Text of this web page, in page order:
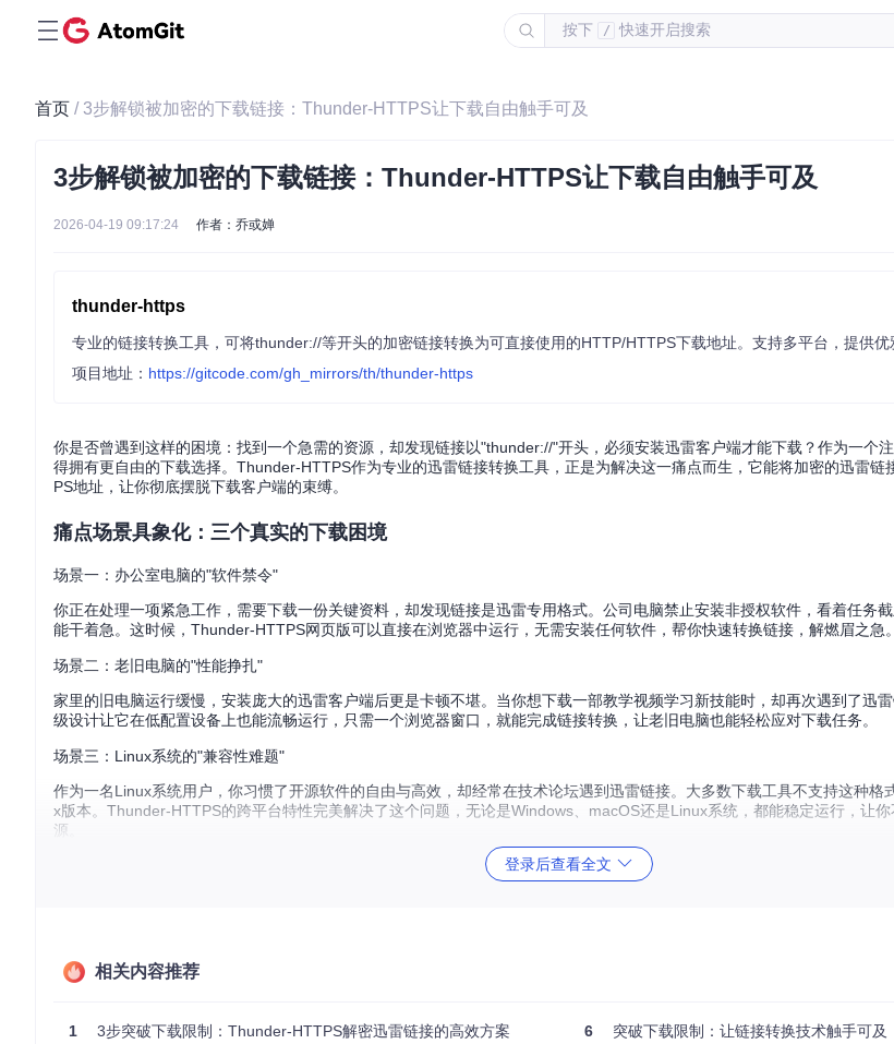
按下 / 快速开启搜索
首页 / 3步解锁被加密的下载链接：Thunder-HTTPS让下载自由触手可及
3步解锁被加密的下载链接：Thunder-HTTPS让下载自由触手可及
2026-04-19 09:17:24 作者：乔或婵
thunder-https
项目地址： https://gitcode.com/gh_mirrors/th/thunder-https
你是否曾遇到这样的困境：找到一个急需的资源，却发现链接以"thunder://"开头，必须安装迅雷客户端才能下载？作为一个
得拥有更自由的下载选择。Thunder-HTTPS作为专业的迅雷链接转换工具，正是为解决这一痛点而生，它能将加密的迅雷链
PS地址，让你彻底摆脱下载客户端的束缚。
痛点场景具象化：三个真实的下载困境
场景一：办公室电脑的"软件禁令"
你正在处理一项紧急工作，需要下载一份关键资料，却发现链接是迅雷专用格式。公司电脑禁止安装非授权软件，看着任务
能干着急。这时候，Thunder-HTTPS网页版可以直接在浏览器中运行，无需安装任何软件，帮你快速转换链接，解燃眉之急。
场景二：老旧电脑的"性能挣扎"
家里的旧电脑运行缓慢，安装庞大的迅雷客户端后更是卡顿不堪。当你想下载一部教学视频学习新技能时，却再次遇到了迅
级设计让它在低配置设备上也能流畅运行，只需一个浏览器窗口，就能完成链接转换，让老旧电脑也能轻松应对下载任务。
场景三：Linux系统的"兼容性难题"
作为一名Linux系统用户，你习惯了开源软件的自由与高效，却经常在技术论坛遇到迅雷链接。大多数下载工具不支持这种格
x版本。Thunder-HTTPS的跨平台特性完美解决了这个问题，无论是Windows、macOS还是Linux系统，都能稳定运行，让
源。
：迅雷链接限制不仅影响下载效率，更可能让你错失重要资源。Thunder-HTTPS通过将专用链接转换为通用格式，
技术深度：★★☆
任何"宝箱"都能被打开。
登录后查看全文
相关内容推荐
1 3步突破下载限制：Thunder-HTTPS解密迅雷链接的高效方案 6 突破下载限制：让链接转换技术触手可及